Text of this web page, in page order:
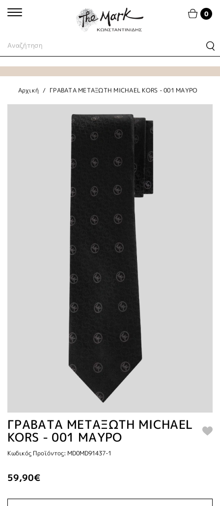
0
Αρχική ΓΡΑΒΑΤΑ ΜΕΤΑΞΩΤΗ MICHAEL KORS - 001 ΜΑΥΡΟ
ΓΡΑΒΑΤΑ ΜΕΤΑΞΩΤΗ MICHAEL
KORS - 001 ΜΑΥΡΟ
Κωδικός Προϊόντος: MD0MD91437-1
59,90€